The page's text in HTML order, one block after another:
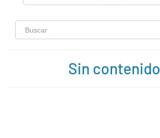
Sin contenido